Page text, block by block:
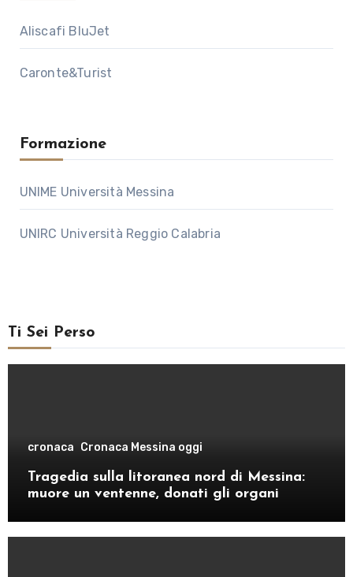
Aliscafi BluJet
Caronte&Turist
Formazione
UNIME Università Messina
UNIRC Università Reggio Calabria
Ti Sei Perso
cronaca Cronaca Messina oggi
Tragedia sulla litoranea nord di Messina:
muore un ventenne, donati gli organi